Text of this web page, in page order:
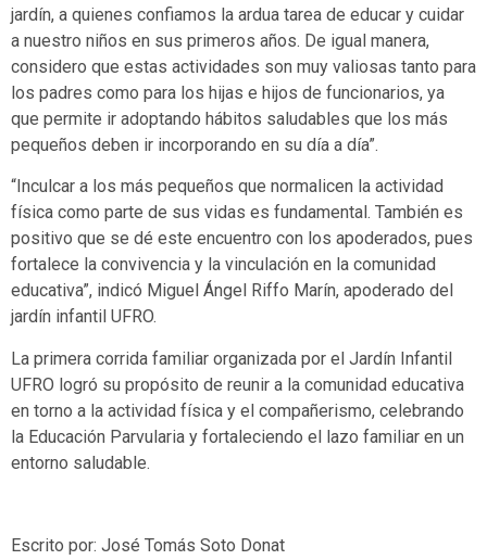
jardín, a quienes confiamos la ardua tarea de educar y cuidar
a nuestro niños en sus primeros años. De igual manera,
considero que estas actividades son muy valiosas tanto para
los padres como para los hijas e hijos de funcionarios, ya
que permite ir adoptando hábitos saludables que los más
pequeños deben ir incorporando en su día a día”.
“Inculcar a los más pequeños que normalicen la actividad
física como parte de sus vidas es fundamental. También es
positivo que se dé este encuentro con los apoderados, pues
fortalece la convivencia y la vinculación en la comunidad
educativa”, indicó Miguel Ángel Riffo Marín, apoderado del
jardín infantil UFRO.
La primera corrida familiar organizada por el Jardín Infantil
UFRO logró su propósito de reunir a la comunidad educativa
en torno a la actividad física y el compañerismo, celebrando
la Educación Parvularia y fortaleciendo el lazo familiar en un
entorno saludable.
Escrito por: José Tomás Soto Donat